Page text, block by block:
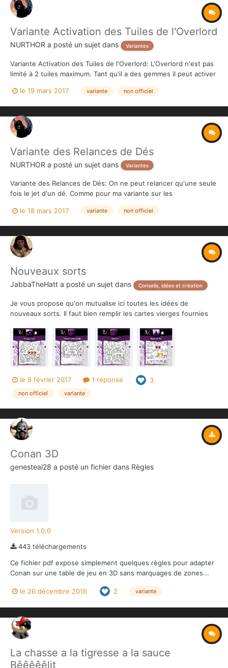
Variante Activation des Tuiles de l'Overlord
NURTHOR a posté un sujet dans Variantes
Variante Activation des Tuiles de l'Overlord: L'Overlord n'est pas
limité à 2 tuiles maximum. Tant qu'il a des gemmes il peut activer
activer les tuiles sur le coût des tuiles mais ne place ses tuiles
le 19 mars 2017 variante non officiel
Variante des Relances de Dés
NURTHOR a posté un sujet dans Variantes
Variante des Relances de Dés: On ne peut relancer qu'une seule
fois le jet d'un dé. Comme pour ma variante sur les
des règles dont je ne m'aperçois qu'à la lecture de la v2: on peut
le 18 mars 2017 variante non officiel
Nouveaux sorts
JabbaTheHatt a posté un sujet dans Conseils, idées et création
Je vous propose qu'on mutualise ici toutes les idées de
nouveaux sorts. Il faut bien remplir les cartes vierges fournies
le 8 février 2017 1 réponse 3
non officiel variante
Conan 3D
genesteal28 a posté un fichier dans Règles
Version 1.0.0
443 téléchargements
Ce fichier pdf expose simplement quelques règles pour adapter
Conan sur une table de jeu en 3D sans marquages de zones...
décors...
le 26 décembre 2016 2 variante
La chasse a la tigresse a la sauce
Bêêêêêlit